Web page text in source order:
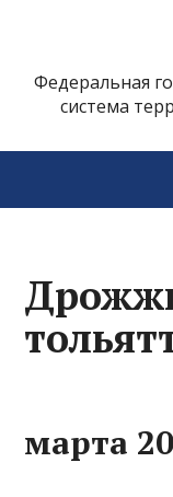
Федеральная
система
марта